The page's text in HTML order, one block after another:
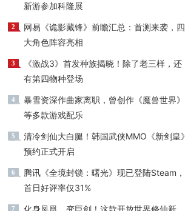
新游参加科隆展
2
网易《诡影藏锋》前瞻汇总：首测来袭，四
大角色阵容亮相
3
《激战3》首发种族揭晓！除了老三样，还
有第四物种登场
4
暴雪资深作曲家离职，曾创作《魔兽世界》
等多款游戏配乐
5
清冷剑仙大白腿！韩国武侠MMO《新剑皇》
预约正式开启
6
腾讯《全境封锁：曙光》现已登陆Steam，
首日好评率仅31%
7